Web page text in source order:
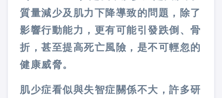
質量減少及肌力下降導致的問題，除了
影響行動能力，更有可能引發跌倒、骨
折，甚至提高死亡風險，是不可輕忽的
健康威脅。
肌少症看似與失智症關係不大，許多研